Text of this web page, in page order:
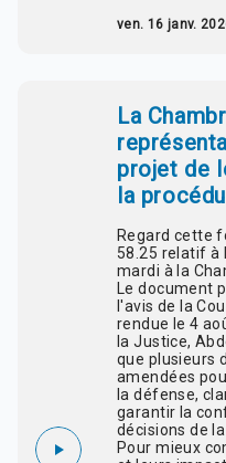
ven. 16 janv.
La
projet de
la
Regard cette
58.25 relatif à
mardi à la
Le document
l'avis de la
rendue le 4
la Justice,
que plusieurs
amendées
la défense,
garantir la
décisions de
Pour mieux